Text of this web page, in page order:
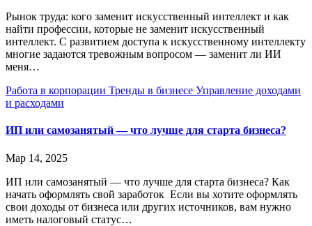
Рынок труда: кого заменит искусственный интеллект и как
найти профессии, которые не заменит искусственный
интеллект. С развитием доступа к искусственному интеллекту
многие задаются тревожным вопросом — заменит ли ИИ
меня…
Работа в корпорации Тренды в бизнесе Управление доходами
и расходами
ИП или самозанятый — что лучше для старта бизнеса?
Мар 14, 2025
ИП или самозанятый — что лучше для старта бизнеса? Как
начать оформлять свой заработок Если вы хотите оформлять
свои доходы от бизнеса или других источников, вам нужно
иметь налоговый статус…